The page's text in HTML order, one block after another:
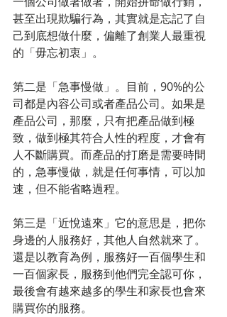
甚至出現欺騙行為，其實就是忘記了自
己到底想做什麼，偏離了創業人最重視
的「毋忘初衷」。
第二是「急事慢做」。目前，90%的公
司都是內容公司或者產品公司。如果是
產品公司，那麼，只有把產品做到極
致，做到極其符合人性的程度，才會有
人不斷購買。而產品的打磨是需要時間
的，急事慢做，就是任何事情，可以加
速，但不能省略過程。
第三是「近悅遠來」它的意思是，把你
身邊的人服務好，其他人自然就來了。
還是以教育為例，服務好一百個學生和
一百個家長，服務到他們完全認可你，
最後會有越來越多的學生和家長也會來
購買你的服務。